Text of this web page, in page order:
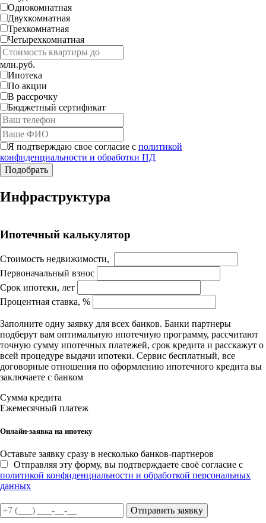
Однокомнатная
Двухкомнатная
Трехкомнатная
Четырехкомнатная
млн.руб.
Ипотека
По акции
В рассрочку
Бюджетный сертификат
Я подтверждаю свое согласие с политикой
конфиденциальности и обработки ПД
Инфраструктура
Для корректной работы Raster JS API нужен ключ. Помощь:
Ипотечный калькулятор
Стоимость недвижимости,
Первоначальный взнос
Срок ипотеки, лет
Процентная ставка, %
Заполните одну заявку для всех банков. Банки партнеры
подберут вам оптимальную ипотечную программу, рассчитают
точную сумму ипотечных платежей, срок кредита и расскажут о
всей процедуре выдачи ипотеки. Сервис бесплатный, все
договорные отношения по оформлению ипотечного кредита вы
заключаете с банком
Сумма кредита
Ежемесячный платеж
Онлайн-заявка на ипотеку
Оставьте заявку сразу в несколько банков-партнеров
Отправляя эту форму, вы подтверждаете своё согласие с
политикой конфиденциальности и обработкой персональных
данных
Отправить заявку